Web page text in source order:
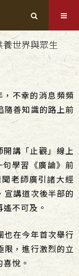
世界與眾生
不幸的消息頻頻
隨善知識的路上前
講「止觀」線上
學習《廣論》前
老師廣引諸大經
宣講道次後半部的
不可及。
在今年首次舉行
限，進行激烈的立
喜悅。